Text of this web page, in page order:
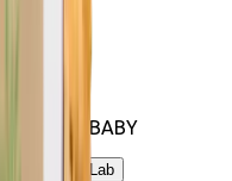
BABY
- Mad Lab